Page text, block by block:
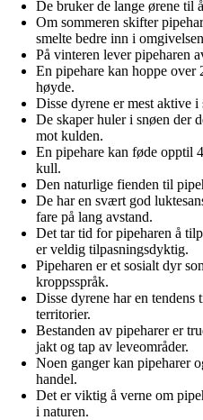
De bruker de lange ørene til
Om sommeren skifter
smelte bedre inn i
På vinteren lever pipeharen
En pipehare kan hoppe over
høyde.
Disse dyrene er mest aktive
De skaper huler i snøen der
mot kulden.
En pipehare kan føde opptil
kull.
Den naturlige fienden til
De har en svært god
fare på lang avstand.
Det tar tid for pipeharen å
er veldig tilpasningsdyktig.
Pipeharen er et sosialt dyr
kroppsspråk.
Disse dyrene har en tendens
territorier.
Bestanden av pipeharer er
jakt og tap av leveområder.
Noen ganger kan pipeharer
handel.
Det er viktig å verne om
i naturen.